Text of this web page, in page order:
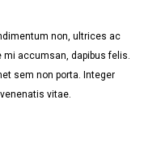
non, ultrices ac
accumsan, dapibus felis.
sem non porta. Integer
vitae.